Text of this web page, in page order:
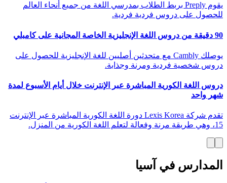
يقوم Preply بربط الطلاب بمدرسي اللغة من جميع أنحاء العالم
للحصول على دروس فردية فردية.
90 دقيقة من دروس اللغة الإنجليزية الخاصة المجانية على كامبلي
يوصلك Cambly مع متحدثين أصليين للغة الإنجليزية للحصول على
دروس شخصية فردية ومرنة وجذابة.
دروس اللغة الكورية المباشرة عبر الإنترنت خلال أيام الأسبوع لمدة
شهر واحد
تقدم شركة Lexis Korea دورة اللغة الكورية المباشرة عبر الإنترنت
15، وهي طريقة مرنة وفعالة لتعلم اللغة الكورية من المنزل.
المدارس في آسيا